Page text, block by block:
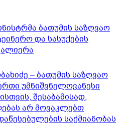
ბათუმის საზღვაო
და სასუქების
– ბათუმის საზღვაო
უმნიშვნელოვანესი
შესაბამისად,
არ მოვაკლებთ
საქმიანობას